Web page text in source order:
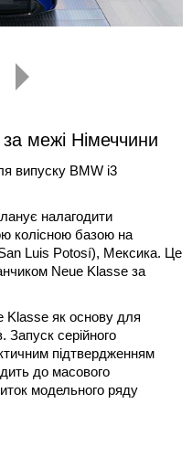
межі Німеччини
випуску BMW i3
налагодити
колісною базою на
Luis Potosí), Мексика. Це
Neue Klasse за
Klasse як основу для
Запуск серійного
підтвердженням
до масового
модельного ряду